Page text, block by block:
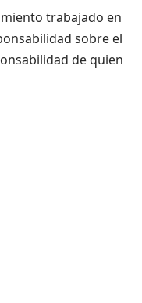
trabajado en
sobre el
de quien